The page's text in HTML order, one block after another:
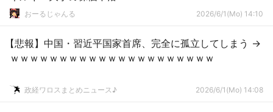
おーるじゃんる 2026/6/1(Mo) 14:10
【悲報】中国・習近平国家首席、完全に孤立してしまう →
ｗｗｗｗｗｗｗｗｗｗｗｗｗｗｗｗｗｗｗｗｗ
政経ワロスまとめニュース♪ 2026/6/1(Mo) 14:08